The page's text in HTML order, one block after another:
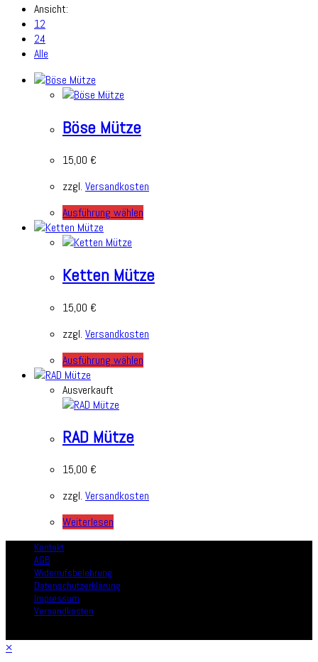
Ansicht:
12
24
Alle
Böse Mütze
15,00 €
zzgl. Versandkosten
Ausführung wählen
Ketten Mütze
15,00 €
zzgl. Versandkosten
Ausführung wählen
Ausverkauft
RAD Mütze
15,00 €
zzgl. Versandkosten
Weiterlesen
Kontakt
AGB
Widerrufsbelehrung
Datenschutzerklärung
Impressum
Versandkosten
×